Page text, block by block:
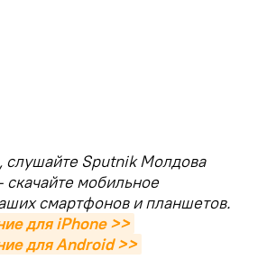
слушайте Sputnik Молдова
мобильное
смартфонов и планшетов.
для iPhone >>
для Android >>